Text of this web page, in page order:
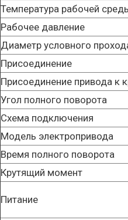
Температура рабочей
Рабочее давление
Диаметр условного
Присоединение
Присоединение привода к
Угол полного поворота
Схема подключения
Модель электропривода
Время полного поворота
Крутящий момент
Питание